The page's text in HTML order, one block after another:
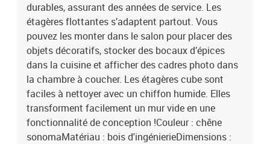
durables, assurant des années de service. Les
étagères flottantes s’adaptent partout. Vous
pouvez les monter dans le salon pour placer des
objets décoratifs, stocker des bocaux d’épices
dans la cuisine et afficher des cadres photo dans
la chambre à coucher. Les étagères cube sont
faciles à nettoyer avec un chiffon humide. Elles
transforment facilement un mur vide en une
fonctionnalité de conception !Couleur : chêne
sonomaMatériau : bois d'ingénierieDimensions :